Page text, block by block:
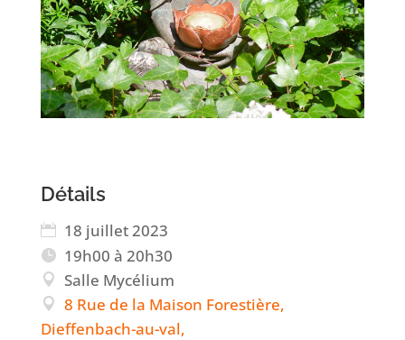
Détails
18 juillet 2023
19h00 à 20h30
Salle Mycélium
8 Rue de la Maison Forestière,
Dieffenbach-au-val,